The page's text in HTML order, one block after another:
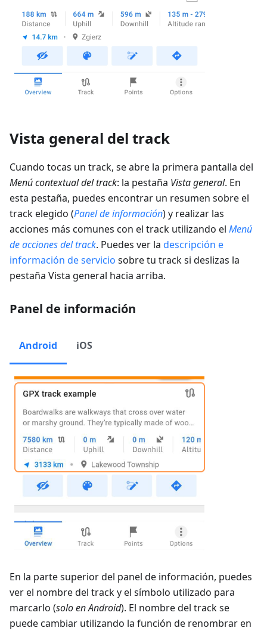
Vista general del track
Cuando tocas un track, se abre la primera pantalla del
Menú contextual del track: la pestaña Vista general. En
esta pestaña, puedes encontrar un resumen sobre el
track elegido (Panel de información) y realizar las
acciones más comunes con el track utilizando el Menú
de acciones del track. Puedes ver la descripción e
información de servicio sobre tu track si deslizas la
pestaña Vista general hacia arriba.
Panel de información
Android iOS
En la parte superior del panel de información, puedes
ver el nombre del track y el símbolo utilizado para
marcarlo (solo en Android). El nombre del track se
puede cambiar utilizando la función de renombrar en